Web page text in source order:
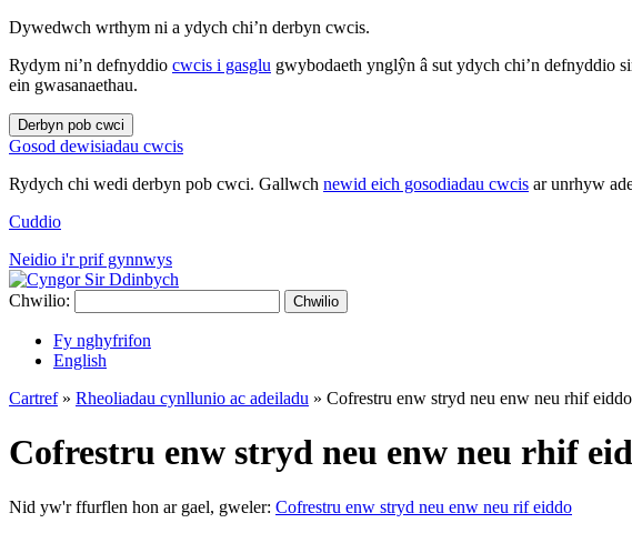
Dywedwch wrthym ni a ydych chi’n derbyn cwcis.
Rydym ni’n defnyddio cwcis i gasglu gwybodaeth ynglŷn â sut ydych chi’n defnyddio
ein gwasanaethau.
Derbyn pob cwci
Gosod dewisiadau cwcis
Rydych chi wedi derbyn pob cwci. Gallwch newid eich gosodiadau cwcis ar unrhyw
Cuddio
Neidio i'r prif gynnwys
Chwilio: Chwilio
Fy nghyfrifon
English
Cartref» Rheoliadau cynllunio ac adeiladu » Cofrestru enw stryd neu enw neu rhif
Cofrestru enw stryd neu enw neu rhif
Nid yw'r ffurflen hon ar gael, gweler: Cofrestru enw stryd neu enw neu rif eiddo